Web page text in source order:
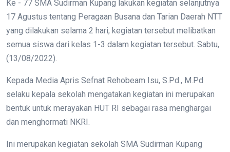
Ke - 77 SMA Sudirman Kupang lakukan kegiatan selanjutnya
17 Agustus tentang Peragaan Busana dan Tarian Daerah NTT
yang dilakukan selama 2 hari, kegiatan tersebut melibatkan
semua siswa dari kelas 1-3 dalam kegiatan tersebut. Sabtu,
(13/08/2022).
Kepada Media Apris Sefnat Rehobeam Isu, S.Pd., M.Pd
selaku kepala sekolah mengatakan kegiatan ini merupakan
bentuk untuk merayakan HUT RI sebagai rasa menghargai
dan menghormati NKRI.
Ini merupakan kegiatan sekolah SMA Sudirman Kupang